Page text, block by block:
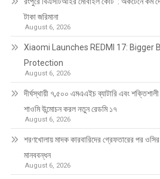
টাকা জরিমানা
August 6, 2026
Xiaomi Launches REDMI 17: Bigger
Protection
August 6, 2026
দীর্ঘস্থায়ী ৭,৫০০ এমএএইচ ব্যাটারি এবং
শাওমি উন্মোচন করল নতুন রেডমি ১৭
August 6, 2026
শরণখোলায় মাদক কারবারিদের গ্রেফতারের পর ওসির
মানববন্ধন
August 6, 2026